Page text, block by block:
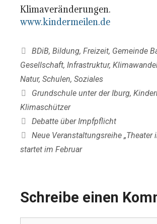
Klimaveränderungen.
www.kindermeilen.de
Kategorien
BDiB, Bildung, Freizeit, Gemeinde
Gesellschaft, Infrastruktur,
Natur, Schulen, Soziales
Schlagwörter
Grundschule unter der Iburg,
Klimaschützer
Debatte über Impfpflicht
Neue Veranstaltungsreihe „Theater
startet im Februar
Schreibe einen